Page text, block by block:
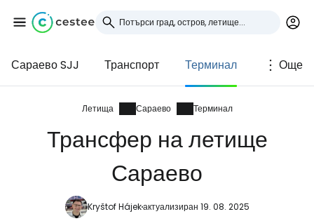
Сараево SJJ Транспорт Терминал Още
Летища Сараево Терминал
Трансфер на летище
Сараево
Kryštof Hájekактуализиран 19. 08. 2025
Влезте в Cestee
... световната общност на туристите
Продължете с Google
Продължете с Facebook